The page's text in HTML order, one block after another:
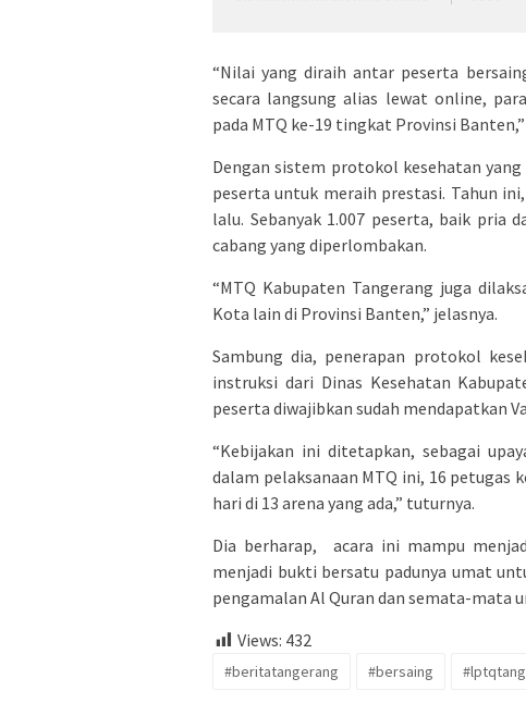
“Nilai yang diraih antar peserta
secara langsung alias lewat online,
pada MTQ ke-19 tingkat Provinsi
Dengan sistem protokol kesehatan
peserta untuk meraih prestasi. Tahun
lalu. Sebanyak 1.007 peserta, baik
cabang yang diperlombakan.
“MTQ Kabupaten Tangerang juga
Kota lain di Provinsi Banten,” jelasnya.
Sambung dia, penerapan protokol
instruksi dari Dinas Kesehatan
peserta diwajibkan sudah mendapatkan
“Kebijakan ini ditetapkan, sebagai
dalam pelaksanaan MTQ ini, 16 petugas
hari di 13 arena yang ada,” tuturnya.
Dia berharap, acara ini mampu
menjadi bukti bersatu padunya umat
pengamalan Al Quran dan semata-mata
Views: 432
#beritatangerang #bersaing